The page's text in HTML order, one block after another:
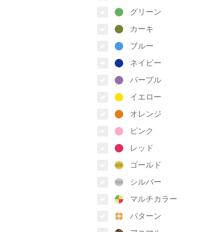
グリーン
カーキ
ブルー
ネイビー
パープル
イエロー
オレンジ
ピンク
レッド
ゴールド
シルバー
マルチカラー
パターン